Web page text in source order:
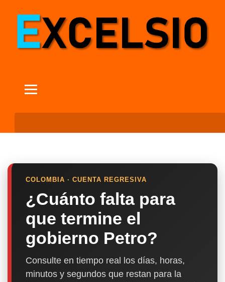
COLOMBIA · CUENTA REGRESIVA
¿Cuánto falta para
que termine el
gobierno Petro?
Consulte en tiempo real los días, horas,
minutos y segundos que restan para la